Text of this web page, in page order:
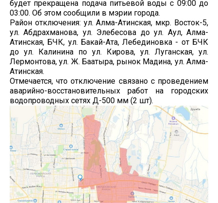
будет прекращена подача питьевой воды с 09:00 до
03:00. Об этом сообщили в мэрии города.
Район отключения: ул. Алма-Атинская, мкр. Восток-5,
ул. Абдрахманова, ул. Элебесова до ул. Аул, Алма-
Атинская, БЧК, ул. Бакай-Ата, Лебединовка - от БЧК
до ул. Калинина по ул. Кирова, ул. Луганская, ул.
Лермонтова, ул. Ж. Баатыра, рынок Мадина, ул. Алма-
Атинская.
Отмечается, что отключение связано с проведением
аварийно-восстановительных работ на городских
водопроводных сетях Д-500 мм (2 шт).